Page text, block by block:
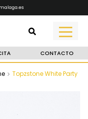
CONTACTO
Topzstone White Party